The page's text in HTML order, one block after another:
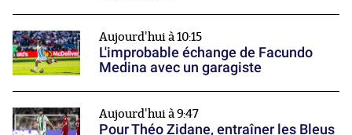
Aujourd'hui à 10:15
L'improbable échange de Facundo
Medina avec un garagiste
Aujourd'hui à 9:47
Pour Théo Zidane, entraîner les Bleus